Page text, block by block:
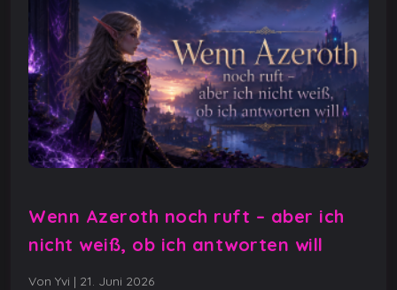
Wenn Azeroth noch ruft – aber ich
nicht weiß, ob ich antworten will
Von Yvi | 21. Juni 2026